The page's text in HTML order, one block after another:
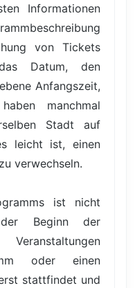
Informationen
von Tickets
Datum, den
Anfangszeit,
manchmal
Stadt auf
leicht ist, einen
verwechseln.
ist nicht
Beginn der
oder einen
stattfindet und